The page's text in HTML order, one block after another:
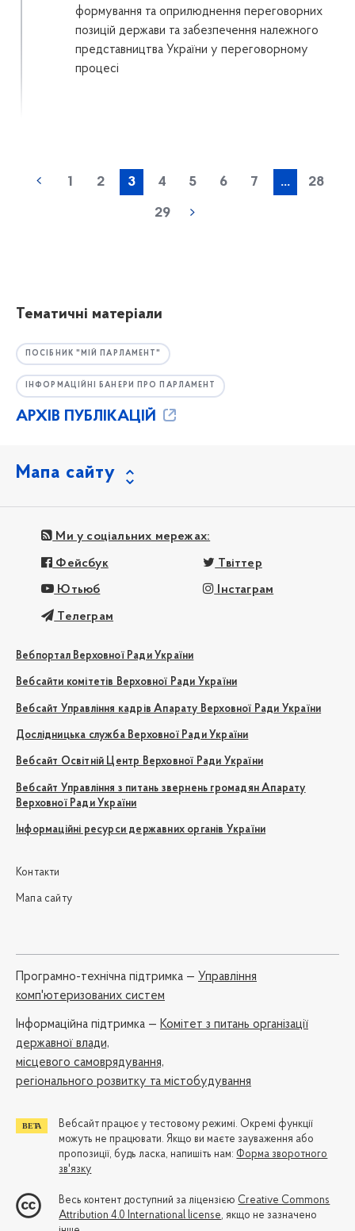
формування та оприлюднення переговорних
позицій держави та забезпечення належного
представництва України у переговорному
процесі
1 2 3 4 5 6 7 ... 28
29
Тематичні матеріали
ПОСІБНИК "МІЙ ПАРЛАМЕНТ"
ІНФОРМАЦІЙНІ БАНЕРИ ПРО ПАРЛАМЕНТ
АРХІВ ПУБЛІКАЦІЙ
Мапа сайту
Ми у соціальних мережах:
Фейсбук Твіттер
Ютьюб Інстаграм
Телеграм
Вебпортал Верховної Ради України
Вебсайти комітетів Верховної Ради України
Вебсайт Управління кадрів Апарату Верховної Ради України
Дослідницька служба Верховної Ради України
Вебсайт Освітній Центр Верховної Ради України
Вебсайт Управління з питань звернень громадян Апарату
Верховної Ради України
Інформаційні ресурси державних органів України
Контакти
Мапа сайту
Програмно-технічна підтримка — Управління
комп'ютеризованих систем
Iнформаційна підтримка — Комітет з питань організації
державної влади,
місцевого самоврядування,
регіонального розвитку та містобудування
Вебсайт працює у тестовому режимі. Окремі функції
можуть не працювати. Якщо ви маєте зауваження або
пропозиції, будь ласка, напишіть нам: Форма зворотного
зв'язку
Весь контент доступний за ліцензією Creative Commons
Attribution 4.0 International license, якщо не зазначено